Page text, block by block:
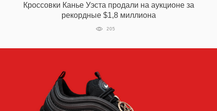
Кроссовки Канье Уэста продали на аукционе за
рекордные $1,8 миллиона
205